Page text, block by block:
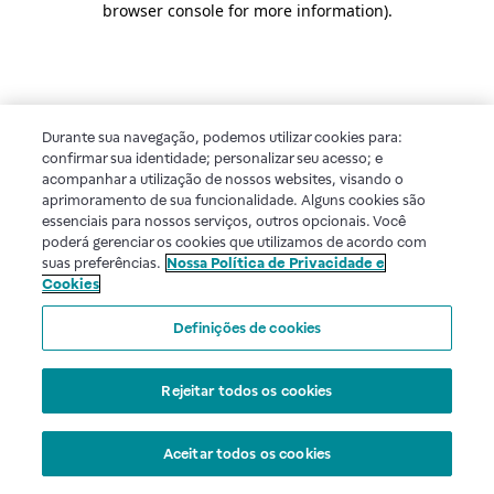
browser console for more information).
Durante sua navegação, podemos utilizar cookies para:
confirmar sua identidade; personalizar seu acesso; e
acompanhar a utilização de nossos websites, visando o
aprimoramento de sua funcionalidade. Alguns cookies são
essenciais para nossos serviços, outros opcionais. Você
poderá gerenciar os cookies que utilizamos de acordo com
suas preferências. Nossa Política de Privacidade e
Cookies
Definições de cookies
Rejeitar todos os cookies
Aceitar todos os cookies